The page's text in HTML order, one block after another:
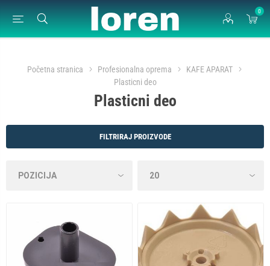
0
Početna stranica Profesionalna oprema
KAFE APARAT
Plasticni deo
Plasticni deo
FILTRIRAJ PROIZVODE